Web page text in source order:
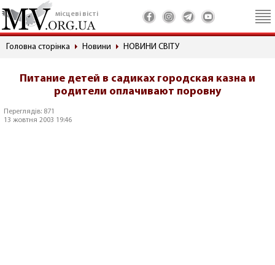
місцеві вісті
Головна сторінка Новини НОВИНИ СВІТУ
Питание детей в садиках городская казна и
родители оплачивают поровну
Переглядів: 871
13 жовтня 2003 19:46